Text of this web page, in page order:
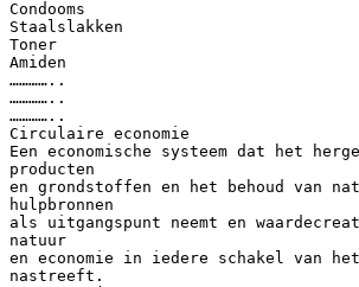
Condooms
Staalslakken
Toner
Amiden
…………..
…………..
…………..
Circulaire economie
Een economische systeem dat het
producten
en grondstoffen en het behoud van
hulpbronnen
als uitgangspunt neemt en
natuur
en economie in iedere schakel van
nastreeft.